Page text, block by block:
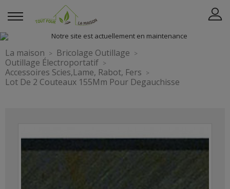
La maison
Bricolage Outillage
Outillage Électroportatif
Accessoires Scies,Lame, Rabot, Fers
Lot De 2 Couteaux 155Mm Pour Degauchisse